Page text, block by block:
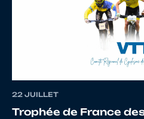
22 JUILLET
Trophée de France